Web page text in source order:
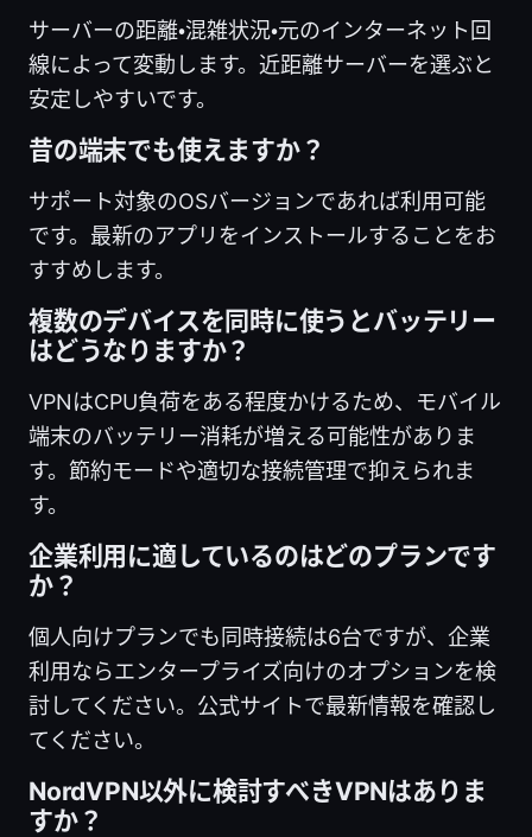
サーバーの距離・混雑状況・元のインターネット回
線によって変動します。近距離サーバーを選ぶと
安定しやすいです。
昔の端末でも使えますか？
サポート対象のOSバージョンであれば利用可能
です。最新のアプリをインストールすることをお
すすめします。
複数のデバイスを同時に使うとバッテリー
はどうなりますか？
VPNはCPU負荷をある程度かけるため、モバイル
端末のバッテリー消耗が増える可能性がありま
す。節約モードや適切な接続管理で抑えられま
す。
企業利用に適しているのはどのプランです
か？
個人向けプランでも同時接続は6台ですが、企業
利用ならエンタープライズ向けのオプションを検
討してください。公式サイトで最新情報を確認し
てください。
NordVPN以外に検討すべきVPNはありま
すか？